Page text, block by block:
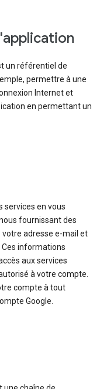
un référentiel de
permettre à une
Internet et
en permettant un
services en vous
fournissant des
adresse e-mail et
informations
aux services
à votre compte.
compte à tout
Google.